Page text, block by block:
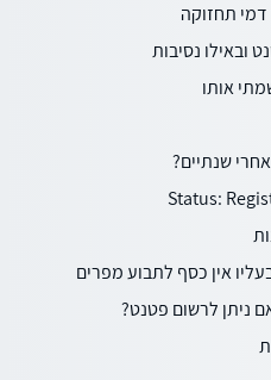
תחזוקה
ובאילו נסיבות
אותו
שנתיים?
Status:
אין כסף לתבוע מפרים
ניתן לרשום פטנט?